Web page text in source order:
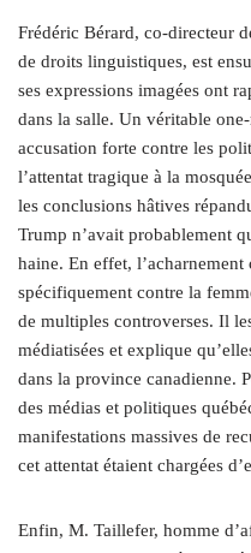
Frédéric Bérard, co-directeur
de droits linguistiques, est
ses expressions imagées ont
dans la salle. Un véritable
accusation forte contre les
l’attentat tragique à la
les conclusions hâtives
Trump n’avait probablement
haine. En effet,
spécifiquement contre la
de multiples controverses. Il
médiatisées et explique
dans la province canadienne.
des médias et politiques
manifestations massives de
cet attentat étaient chargées
Enfin, M. Taillefer, homme